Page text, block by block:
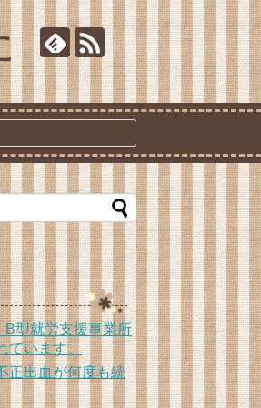
型就労支援事業所
ています。
正出血が何度も続